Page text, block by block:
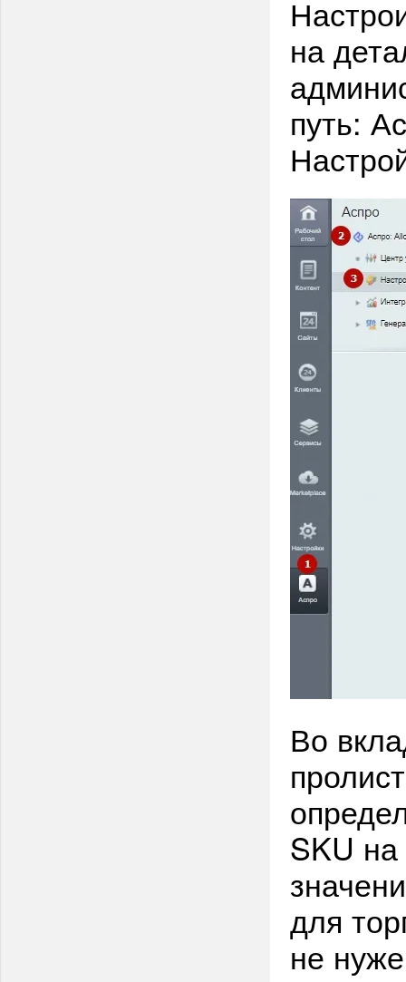
на
путь:
Во
SKU
для
не